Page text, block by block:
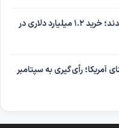
نهنگ‌های بیت‌کوین دوباره وارد بازار شدند؛ خرید ۱.۲ میلیارد دلاری در
آمریکا؛ رأی‌گیری به سپتامبر